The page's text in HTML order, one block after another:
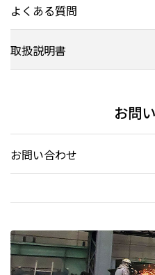
よくある質問
取扱説明書
お問
お問い合わせ